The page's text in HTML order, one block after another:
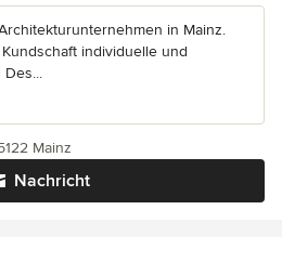
in Mainz.
individuelle und
Nachricht
Mainz